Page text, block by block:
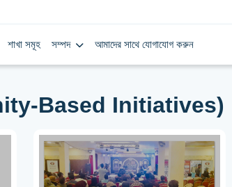
শাখা সমূহ সম্পদ আমাদের সাথে যোগাযোগ করুন
Based Initiatives)